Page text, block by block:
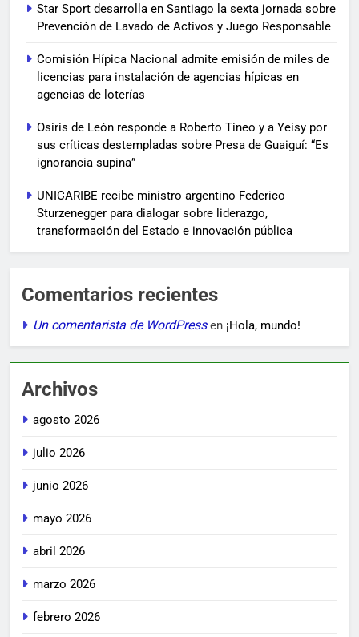
Star Sport desarrolla en Santiago la sexta jornada sobre
Prevención de Lavado de Activos y Juego Responsable
Comisión Hípica Nacional admite emisión de miles de
licencias para instalación de agencias hípicas en
agencias de loterías
Osiris de León responde a Roberto Tineo y a Yeisy por
sus críticas destempladas sobre Presa de Guaiguí: “Es
ignorancia supina”
UNICARIBE recibe ministro argentino Federico
Sturzenegger para dialogar sobre liderazgo,
transformación del Estado e innovación pública
Comentarios recientes
Un comentarista de WordPressen ¡Hola, mundo!
Archivos
agosto 2026
julio 2026
junio 2026
mayo 2026
abril 2026
marzo 2026
febrero 2026